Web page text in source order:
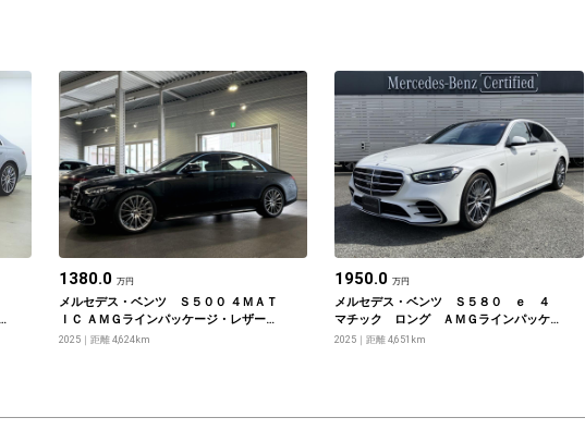
1380.0 万円
メルセデス・ベンツ Ｓ５００ ４ＭＡＴ
ＩＣ ＡＭＧラインパッケージ・レザーエ
クスクルーシブパッケージ・ベーシック
2025 距離 4,624km
1950.0万円
メルセデス・ベンツ Ｓ５８０ ｅ ４
マチック ロング ＡＭＧラインパッケ
ージ リアコンフォートパッケージ ド
2025 距離 4,651km